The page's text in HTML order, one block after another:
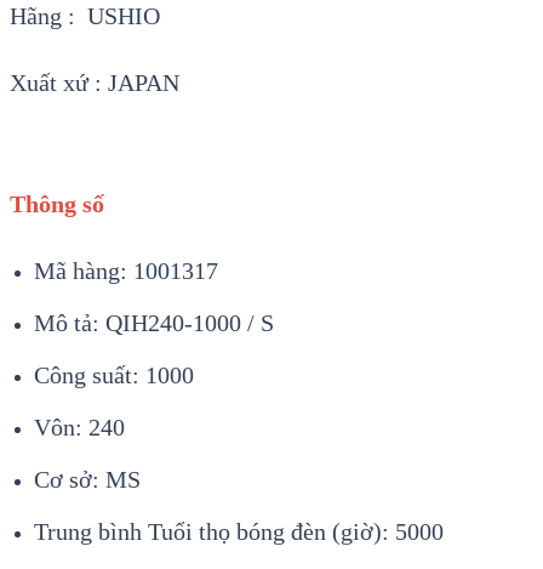
Hãng : USHIO
Xuất xứ : JAPAN
Thông số
Mã hàng: 1001317
Mô tả: QIH240-1000 / S
Công suất: 1000
Vôn: 240
Cơ sở: MS
Trung bình Tuổi thọ bóng đèn (giờ): 5000